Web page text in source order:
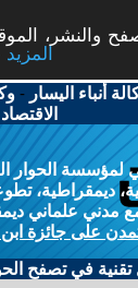
والنشر،
More info - المزيد
أنباء اليسار -
الاقتصاد
لمؤسسة الحوار
ديمقراطية،
علماني
على جائزة
في تصفح